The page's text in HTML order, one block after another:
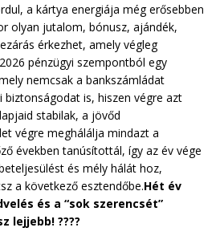
a kártya energiája még erősebben
olyan jutalom, bónusz, ajándék,
érkezhet, amely végleg
pénzügyi szempontból egy
nemcsak a bankszámládat
biztonságodat is, hiszen végre azt
stabilak, a jövőd
végre meghálálja mindazt a
években tanúsítottál, így az év vége
és mély hálát hoz,
a következő esztendőbe.Hét év
és a “sok szerencsét”
lejjebb! ????